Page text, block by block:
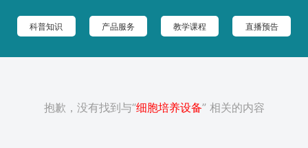
科普知识 产品服务 教学课程 直播预告
抱歉，没有找到与“细胞培养设备” 相关的内容